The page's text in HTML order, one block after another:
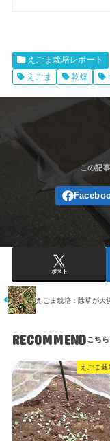
えごま栽培レポート
えごま
乾燥
ポスト
えごま栽培：除草が大
RECOMMEND
えごま栽